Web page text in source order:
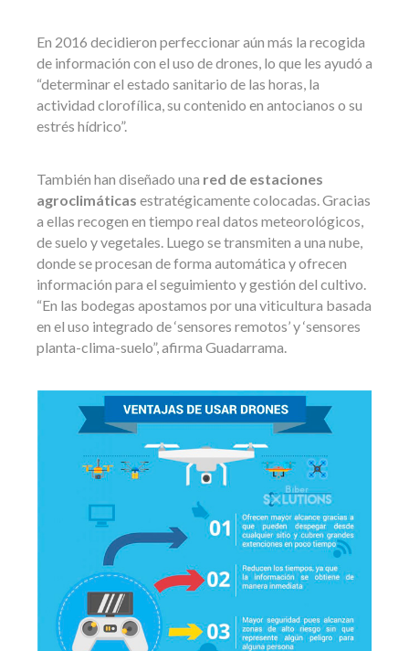
En 2016 decidieron perfeccionar aún más la recogida
de información con el uso de drones, lo que les ayudó a
“determinar el estado sanitario de las horas, la
actividad clorofílica, su contenido en antocianos o su
estrés hídrico”.
También han diseñado una red de estaciones
agroclimáticas estratégicamente colocadas. Gracias
a ellas recogen en tiempo real datos meteorológicos,
de suelo y vegetales. Luego se transmiten a una nube,
donde se procesan de forma automática y ofrecen
información para el seguimiento y gestión del cultivo.
“En las bodegas apostamos por una viticultura basada
en el uso integrado de ‘sensores remotos’ y ‘sensores
planta-clima-suelo”, afirma Guadarrama.